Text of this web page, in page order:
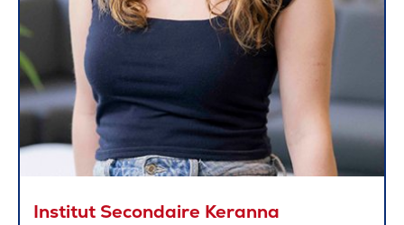
Institut Secondaire Keranna